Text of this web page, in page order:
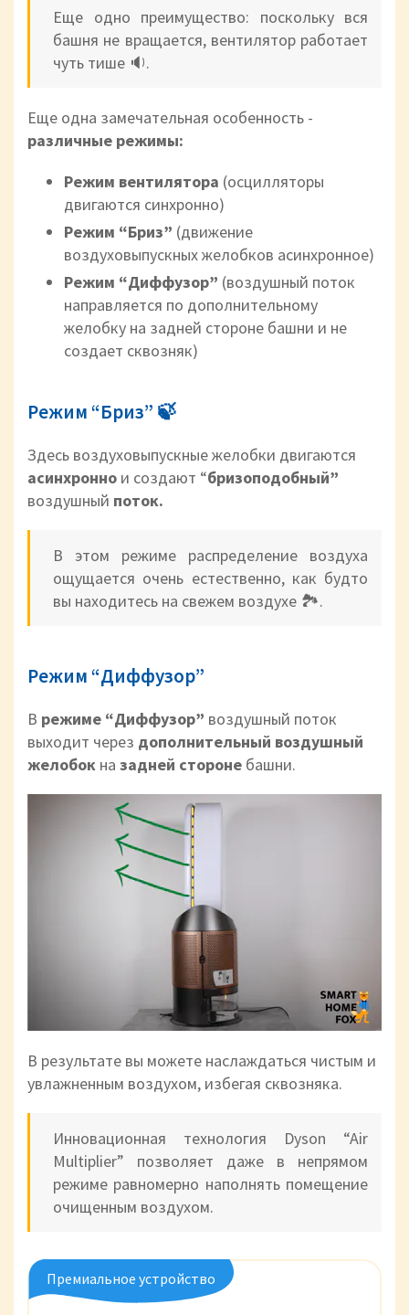
Еще одно преимущество: поскольку вся
башня не вращается, вентилятор работает
чуть тише 🔉.
Еще одна замечательная особенность -
различные режимы:
Режим вентилятора (осцилляторы
двигаются синхронно)
Режим “Бриз” (движение
воздуховыпускных желобков асинхронное)
Режим “Диффузор” (воздушный поток
направляется по дополнительному
желобку на задней стороне башни и не
создает сквозняк)
Режим “Бриз” 🍃
Здесь воздуховыпускные желобки двигаются
асинхронно и создают “бризоподобный”
воздушный поток.
В этом режиме распределение воздуха
ощущается очень естественно, как будто
вы находитесь на свежем воздухе 🏞.
Режим “Диффузор”
В режиме “Диффузор” воздушный поток
выходит через дополнительный воздушный
желобок на задней стороне башни.
В результате вы можете наслаждаться чистым и
увлажненным воздухом, избегая сквозняка.
Инновационная технология Dyson “Air
Multiplier” позволяет даже в непрямом
режиме равномерно наполнять помещение
очищенным воздухом.
Премиальное устройство